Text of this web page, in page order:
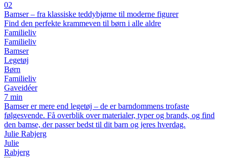
02
Bamser – fra klassiske teddybjørne til moderne figurer
Find den perfekte krammeven til børn i alle aldre
Familieliv
Familieliv
Bamser
Legetøj
Børn
Familieliv
Gaveidéer
7 min
Bamser er mere end legetøj – de er barndommens trofaste
følgesvende. Få overblik over materialer, typer og brands, og find
den bamse, der passer bedst til dit barn og jeres hverdag.
Julie Rabjerg
Julie
Rabjerg